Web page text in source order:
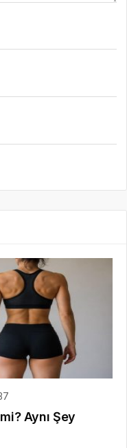
Aynı Şey